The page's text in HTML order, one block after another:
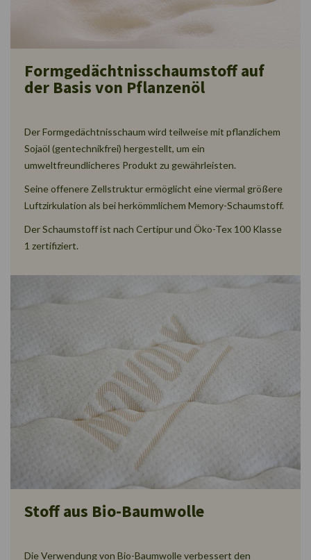
Formgedächtnisschaumstoff auf
der Basis von Pflanzenöl
Der Formgedächtnisschaum wird teilweise mit pflanzlichem
Sojaöl (gentechnikfrei) hergestellt, um ein
umweltfreundlicheres Produkt zu gewährleisten.
Seine offenere Zellstruktur ermöglicht eine viermal größere
Luftzirkulation als bei herkömmlichem Memory-Schaumstoff.
Der Schaumstoff ist nach Certipur und Öko-Tex 100 Klasse
1 zertifiziert.
Stoff aus Bio-Baumwolle
Die Verwendung von Bio-Baumwolle verbessert den